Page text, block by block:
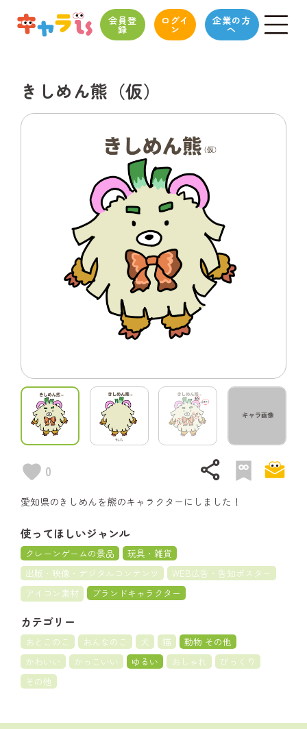
会員登
録
ログイ
ン
企業の方
へ
きしめん熊（仮）
0 share
愛知県のきしめんを熊のキャラクターにしました！
使ってほしいジャンル
クレーンゲームの景品
玩具・雑貨
出版・映像・デジタルコンテンツ
WEB広告・告知ポスター
アイコン素材
ブランドキャラクター
カテゴリー
おとこのこ おんなのこ 犬 猫
動物 その他
かわいい
かっこいい ゆるい おしゃれ
びっくり
その他